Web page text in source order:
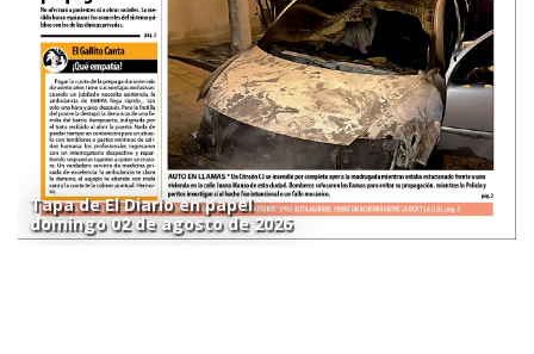
Tapa de El Diario en papel
domingo 02 de agosto de 2026